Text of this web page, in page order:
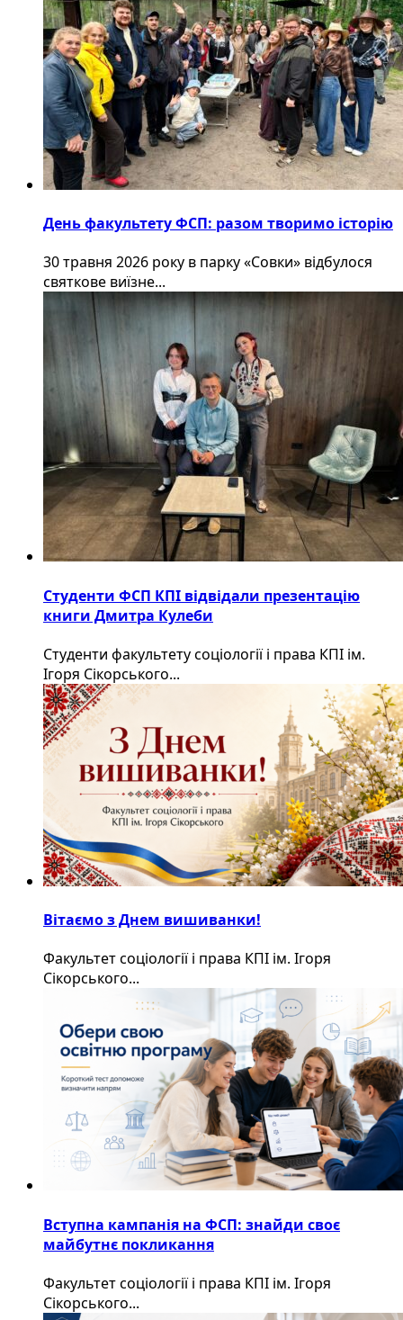
День факультету ФСП: разом творимо історію
30 травня 2026 року в парку «Совки» відбулося
святкове виїзне...
Студенти ФСП КПІ відвідали презентацію
книги Дмитра Кулеби
Студенти факультету соціології і права КПІ ім.
Ігоря Сікорського...
Вітаємо з Днем вишиванки!
Факультет соціології і права КПІ ім. Ігоря
Сікорського...
Вступна кампанія на ФСП: знайди своє
майбутнє покликання
Факультет соціології і права КПІ ім. Ігоря
Сікорського...